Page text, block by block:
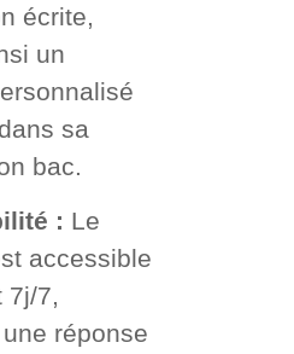
écrite,
un
sa
bac.
: Le
accessible
7j/7,
réponse